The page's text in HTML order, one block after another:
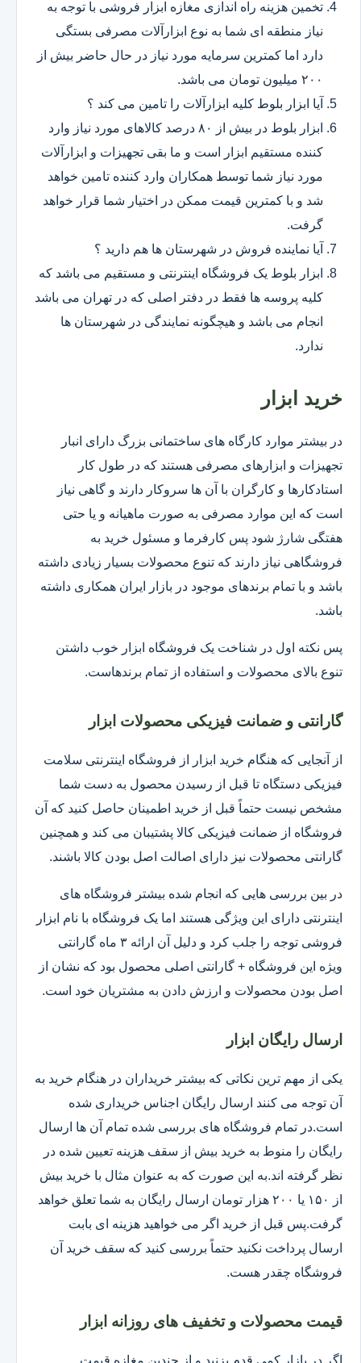
تخمین هزینه راه اندازی مغازه ابزار فروشی با توجه به
نیاز منطقه ای شما به نوع ابزارآلات مصرفی بستگی
دارد اما کمترین سرمایه مورد نیاز در حال حاضر بیش از
۲۰۰ میلیون تومان می باشد.
آیا ابزار بلوط کلیه ابزارآلات را تامین می کند ؟
ابزار بلوط در بیش از ۸۰ درصد کالاهای مورد نیاز وارد
کننده مستقیم ابزار است و ما بقی تجهیزات و ابزارآلات
مورد نیاز شما توسط همکاران وارد کننده تامین خواهد
شد و با کمترین قیمت ممکن در اختیار شما قرار خواهد
گرفت.
آیا نماینده فروش در شهرستان ها هم دارید ؟
ابزار بلوط یک فروشگاه اینترنتی و مستقیم می باشد که
کلیه پروسه ها فقط در دفتر اصلی که در تهران می باشد
انجام می باشد و هیچگونه نمایندگی در شهرستان ها
ندارد.
خرید ابزار
در بیشتر موارد کارگاه های ساختمانی بزرگ دارای انبار
تجهیزات و ابزارهای مصرفی هستند که در طول کار
استادکارها و کارگران با آن ها سروکار دارند و گاهی نیاز
است که این موارد مصرفی به صورت ماهیانه و یا حتی
هفتگی شارژ شود پس کارفرما و مسئول خرید به
فروشگاهی نیاز دارند که تنوع محصولات بسیار زیادی داشته
باشد و با تمام برندهای موجود در بازار ایران همکاری داشته
باشد.
پس نکته اول در شناخت یک فروشگاه ابزار خوب داشتن
تنوع بالای محصولات و استفاده از تمام برندهاست.
گارانتی و ضمانت فیزیکی محصولات ابزار
از آنجایی که هنگام خرید ابزار از فروشگاه اینترنتی سلامت
فیزیکی دستگاه تا قبل از رسیدن محصول به دست شما
مشخص نیست حتماً قبل از خرید اطمینان حاصل کنید که آن
فروشگاه از ضمانت فیزیکی کالا پشتیبان می کند و همچنین
گارانتی محصولات نیز دارای اصالت اصل بودن کالا باشند.
در بین بررسی هایی که انجام شده بیشتر فروشگاه های
اینترنتی دارای این ویژگی هستند اما یک فروشگاه با نام ابزار
فروشی توجه را جلب کرد و دلیل آن ارائه ۳ ماه گارانتی
ویژه این فروشگاه + گارانتی اصلی محصول بود که نشان از
اصل بودن محصولات و ارزش دادن به مشتریان خود است.
ارسال رایگان ابزار
یکی از مهم ترین نکاتی که بیشتر خریداران در هنگام خرید به
آن توجه می کنند ارسال رایگان اجناس خریداری شده
است.در تمام فروشگاه های بررسی شده تمام آن ها ارسال
رایگان را منوط به خرید بیش از سقف هزینه تعیین شده در
نظر گرفته اند.به این صورت که به عنوان مثال با خرید بیش
از ۱۵۰ یا ۲۰۰ هزار تومان ارسال رایگان به شما تعلق خواهد
گرفت.پس قبل از خرید اگر می خواهید هزینه ای بابت
ارسال پرداخت نکنید حتماً بررسی کنید که سقف خرید آن
فروشگاه چقدر هست.
قیمت محصولات و تخفیف های روزانه ابزار
اگر در بازار کمی قدم بزنید و از چندین مغازه قیمت